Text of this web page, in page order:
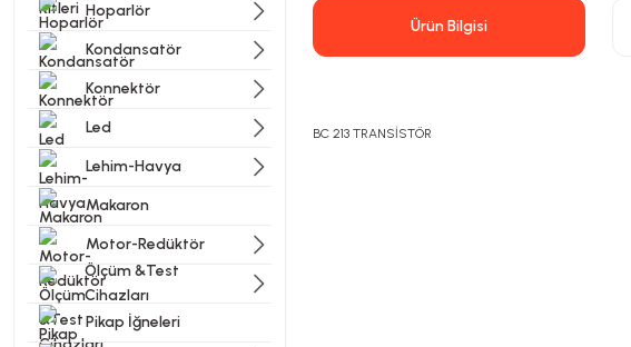
Hoparlör
Kondansatör
Konnektör
Led
Lehim-Havya
Makaron
Motor-Redüktör
Ölçüm &Test
Cihazları
Pikap İğneleri
Ürün Bilgisi
BC 213 TRANSİSTÖR